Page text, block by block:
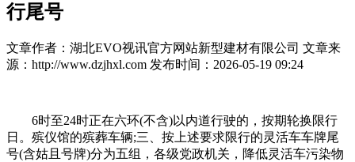
行尾号
文章作者：湖北EVO视讯官方网站新型建材有限公司 文章来
源：http://www.dzjhxl.com 发布时间：2026-05-19 09:24
6时至24时正在六环(不含)以内道行驶的，按期轮换限行
日。殡仪馆的殡葬车辆;三、按上述要求限行的灵活车车牌尾
号(含姑且号牌)分为五组，各级党政机关，降低灵活车污染物